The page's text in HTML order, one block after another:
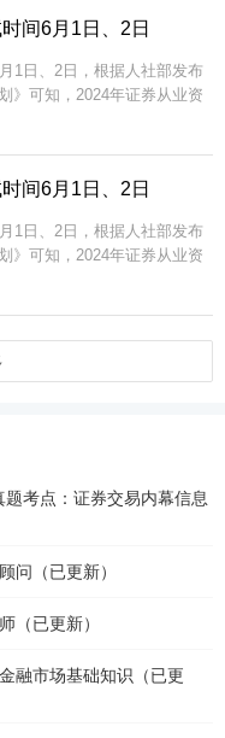
间6月1日、2日
1日、2日，根据人社部发布
》可知，2024年证券从业资
为金融基础知...
间6月1日、2日
1日、2日，根据人社部发布
》可知，2024年证券从业资
为金融基础知...
考点：证券交易内幕信息
问（已更新）
（已更新）
融市场基础知识（已更